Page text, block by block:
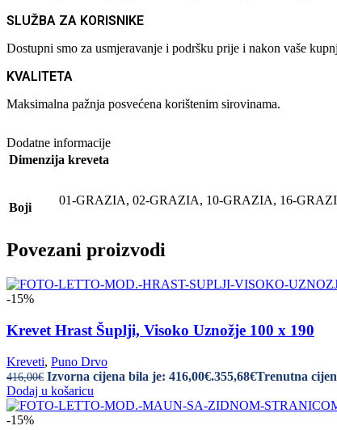
SLUŽBA ZA KORISNIKE
Dostupni smo za usmjeravanje i podršku prije i nakon vaše
KVALITETA
Maksimalna pažnja posvećena korištenim sirovinama.
Dodatne informacije
Dimenzija kreveta
Boji
01-GRAZIA, 02-GRAZIA, 10-GRAZIA, 16-
Povezani proizvodi
-15%
Krevet Hrast Šuplji, Visoko Uznožje 100 x 190
Kreveti, Puno Drvo
416,00€ Izvorna cijena bila je: 416,00€.355,68€Trenutna
Dodaj u košaricu
-15%